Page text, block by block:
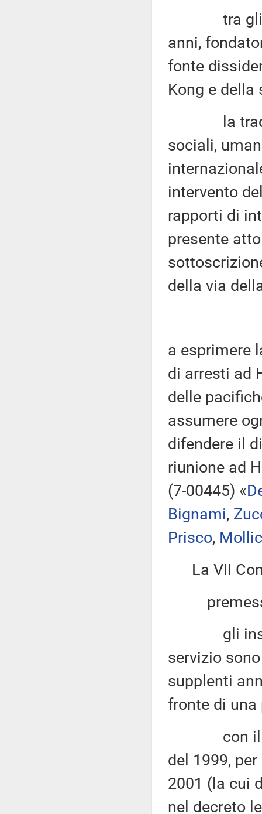
tra gli
anni,
fonte
Kong e
la
sociali,
intervento
rapporti di
presente
della via
a esprimere
di arresti ad
delle
assumere
difendere il
riunione ad
(7-00445) «
Bignami,
Prisco,
La VII
gli
servizio
supplenti
fronte di una
con il
del 1999,
2001 (la cui
nel decreto